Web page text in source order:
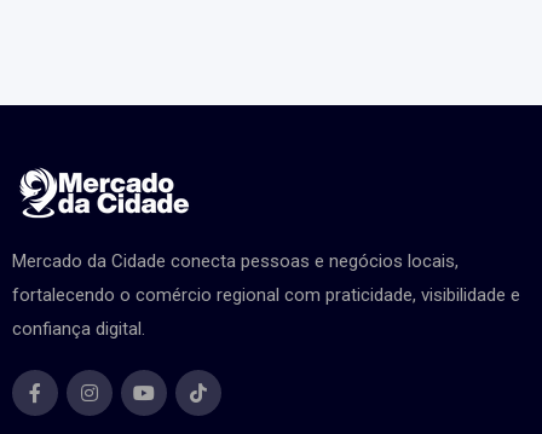
Mercado da Cidade conecta pessoas e negócios locais,
fortalecendo o comércio regional com praticidade, visibilidade e
confiança digital.